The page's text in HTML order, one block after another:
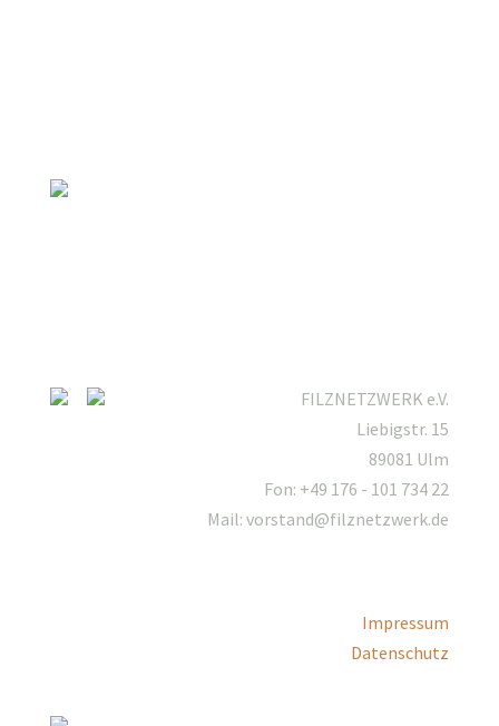
FILZNETZWERK e.V.
Liebigstr. 15
89081 Ulm
Fon: +49 176 - 101 734 22
Mail: vorstand@filznetzwerk.de
Impressum
Datenschutz